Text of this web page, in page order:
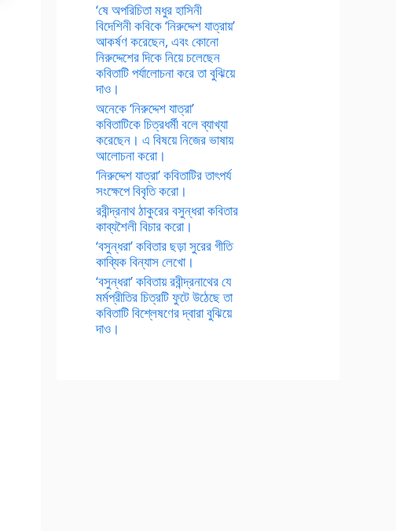
‘ষে অপরিচিতা মধুর হাসিনী
বিদেশিনী কবিকে ‘নিরুদ্দেশ যাত্রায়’
আকর্ষণ করেছেন, এবং কোনো
নিরুদ্দেশের দিকে নিয়ে চলেছেন
কবিতাটি পর্যালোচনা করে তা বুঝিয়ে
দাও।
অনেকে ‘নিরুদ্দেশ যাত্রা’
কবিতাটিকে চিত্রধর্মী বলে ব্যাখ্যা
করেছেন। এ বিষয়ে নিজের ভাষায়
আলোচনা করো।
‘নিরুদ্দেশ যাত্রা’ কবিতাটির তাৎপর্য
সংক্ষেপে বিবৃতি করো।
রবীন্দ্রনাথ ঠাকুরের বসুন্ধরা কবিতার
কাব্যশৈলী বিচার করো।
‘বসুন্ধরা’ কবিতার ছড়া সুরের গীতি
কাব্যিক বিন্যাস লেখো।
‘বসুন্ধরা’ কবিতায় রবীন্দ্রনাথের যে
মর্মপ্রীতির চিত্রটি ফুটে উঠেছে তা
কবিতাটি বিশ্লেষণের দ্বারা বুঝিয়ে
দাও।